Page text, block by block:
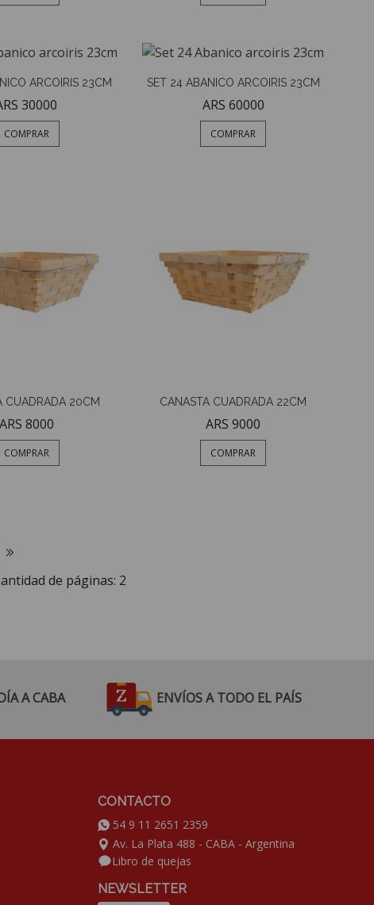
ARCOIRIS 23CM
30000
COMPRAR
SET 24 ABANICO ARCOIRIS 23CM
ARS 60000
COMPRAR
CUADRADA 20CM
ARS 8000
COMPRAR
CANASTA CUADRADA 22CM
ARS 9000
COMPRAR
de páginas: 2
A CABA ENVÍOS A TODO EL PAÍS
CONTACTO
54 9 11 2651 2359
Av. La Plata 488 - CABA - Argentina
Libro de quejas
NEWSLETTER